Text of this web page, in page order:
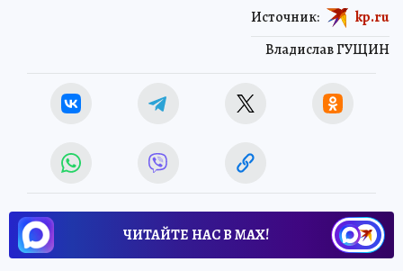
Владислав ГУЩИН
Источник: kp.ru
ЧИТАЙТЕ НАС В МАХ!